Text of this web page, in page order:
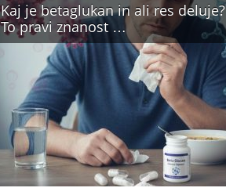
Kaj je betaglukan in ali res deluje?
To pravi znanost …